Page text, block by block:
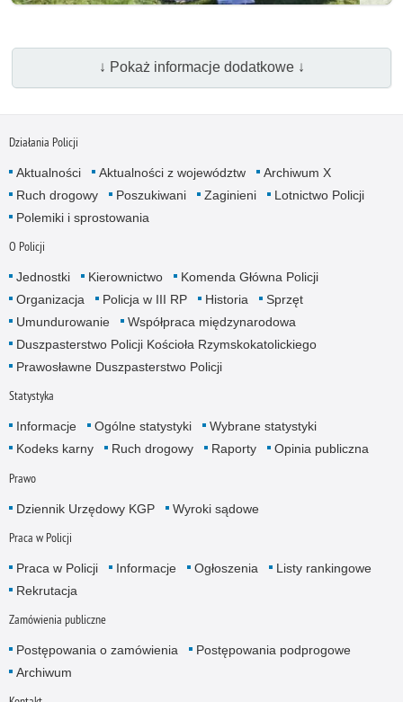
↓ Pokaż informacje dodatkowe ↓
Działania Policji
Aktualności Aktualności z województw
Archiwum X
Ruch drogowy
Poszukiwani Zaginieni
Lotnictwo Policji
Polemiki i sprostowania
O Policji
Jednostki Kierownictwo
Komenda Główna Policji
Organizacja
Policja w III RP Historia
Sprzęt
Umundurowanie
Współpraca międzynarodowa
Duszpasterstwo Policji Kościoła Rzymskokatolickiego
Prawosławne Duszpasterstwo Policji
Statystyka
Informacje Ogólne statystyki
Wybrane statystyki
Kodeks karny
Ruch drogowy Raporty Opinia publiczna
Prawo
Dziennik Urzędowy KGP Wyroki sądowe
Praca w Policji
Praca w Policji Informacje Ogłoszenia
Listy rankingowe
Rekrutacja
Zamówienia publiczne
Postępowania o zamówienia
Postępowania podprogowe
Archiwum